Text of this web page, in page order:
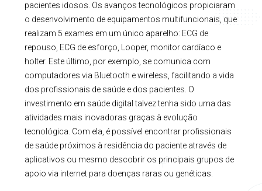
pacientes idosos. Os avanços tecnológicos propiciaram
o desenvolvimento de equipamentos multifuncionais, que
realizam 5 exames em um único aparelho: ECG de
repouso, ECG de esforço, Looper, monitor cardíaco e
holter. Este último, por exemplo, se comunica com
computadores via Bluetooth e wireless, facilitando a vida
dos profissionais de saúde e dos pacientes. O
investimento em saúde digital talvez tenha sido uma das
atividades mais inovadoras graças à evolução
tecnológica. Com ela, é possível encontrar profissionais
de saúde próximos à residência do paciente através de
aplicativos ou mesmo descobrir os principais grupos de
apoio via internet para doenças raras ou genéticas.